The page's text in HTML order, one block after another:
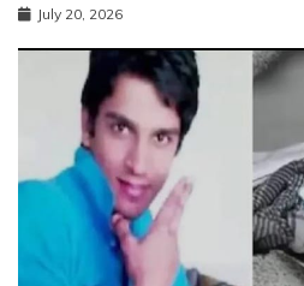
July 20, 2026